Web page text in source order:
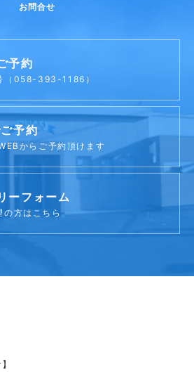
お問合せ
予約
（058-393-1186）
予約
からご予約頂けます
ーフォーム
方はこちら